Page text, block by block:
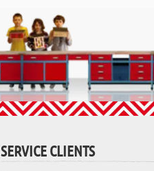
SERVICE CLIENTS